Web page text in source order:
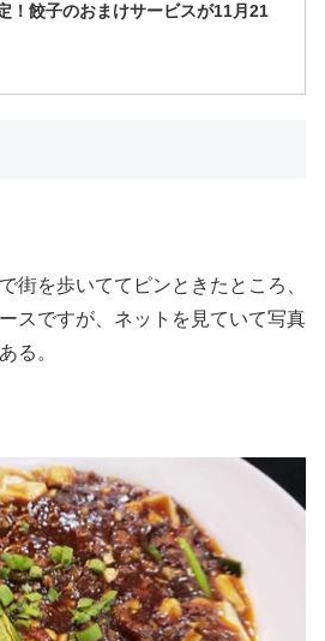
！餃子のおまけサービスが11月21
街を歩いててピンときたところ、
スですが、ネットを見ていて写真
る。